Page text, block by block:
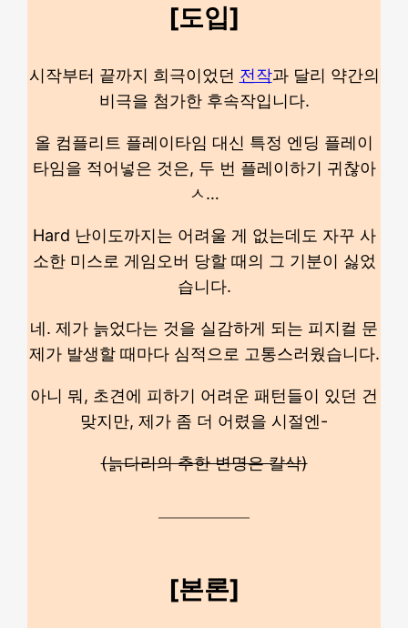
[도입]
시작부터 끝까지 희극이었던 전작과 달리 약간의
비극을 첨가한 후속작입니다.
올 컴플리트 플레이타임 대신 특정 엔딩 플레이
타임을 적어넣은 것은, 두 번 플레이하기 귀찮아
ㅅ…
Hard 난이도까지는 어려울 게 없는데도 자꾸 사
소한 미스로 게임오버 당할 때의 그 기분이 싫었
습니다.
네. 제가 늙었다는 것을 실감하게 되는 피지컬 문
제가 발생할 때마다 심적으로 고통스러웠습니다.
아니 뭐, 초견에 피하기 어려운 패턴들이 있던 건
맞지만, 제가 좀 더 어렸을 시절엔-
(늙다리의 추한 변명은 칼삭)
[본론]